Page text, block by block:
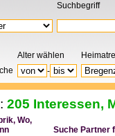
Suchbegriff
Alter wählen
-
205 Interessen,
Wo,
Suche Partner